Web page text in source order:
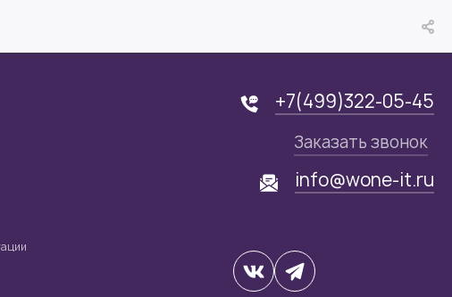
+7(499)322-05-45
Заказать звонок
info@wone-it.ru